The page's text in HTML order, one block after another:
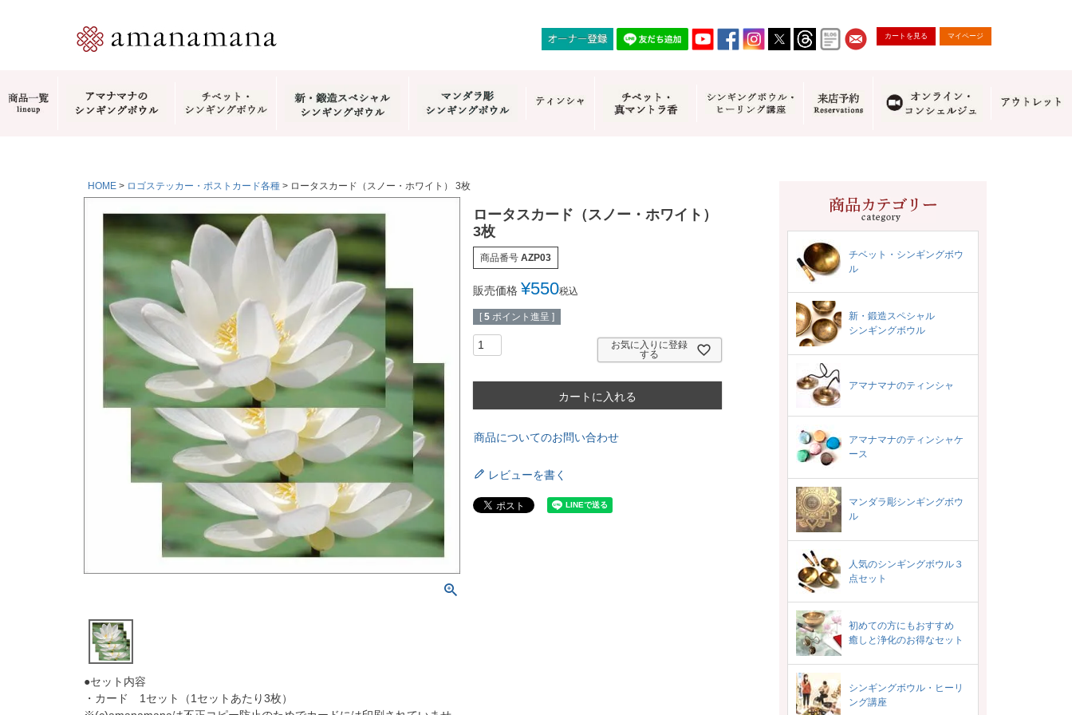
カートを見る マイページ
HOME ロゴステッカー・ポストカード各種 ロータスカード（スノー・ホワイト） 3枚
●セット内容
・カード 1セット（1セットあたり3枚）
ロータスカード（スノー・ホワイト）
3枚
商品番号 AZP03
販売価格 ¥550税込
[ 5 ポイント進呈 ]
お気に入りに登録
する
カートに入れる
商品についてのお問い合わせ
レビューを書く
チベット・シンギングボウ
ル
新・鍛造スペシャル
シンギングボウル
アマナマナのティンシャ
アマナマナのティンシャケ
ース
マンダラ彫シンギングボウ
ル
人気のシンギングボウル３
点セット
初めての方にもおすすめ
癒しと浄化のお得なセット
シンギングボウル・ヒーリ
ング講座